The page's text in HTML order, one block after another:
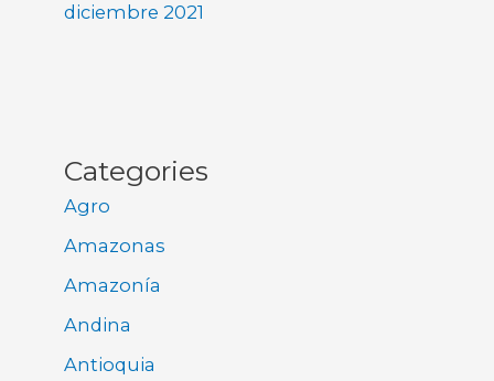
diciembre 2021
Categories
Agro
Amazonas
Amazonía
Andina
Antioquia